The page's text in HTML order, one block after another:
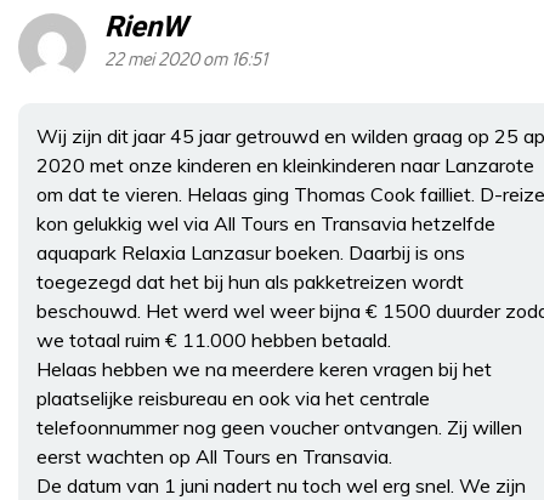
RienW
22 mei 2020 om 16:51
Wij zijn dit jaar 45 jaar getrouwd en wilden graag op 25
2020 met onze kinderen en kleinkinderen naar Lanzarote
om dat te vieren. Helaas ging Thomas Cook failliet. D-
kon gelukkig wel via All Tours en Transavia hetzelfde
aquapark Relaxia Lanzasur boeken. Daarbij is ons
toegezegd dat het bij hun als pakketreizen wordt
beschouwd. Het werd wel weer bijna € 1500 duurder
we totaal ruim € 11.000 hebben betaald.
Helaas hebben we na meerdere keren vragen bij het
plaatselijke reisbureau en ook via het centrale
telefoonnummer nog geen voucher ontvangen. Zij willen
eerst wachten op All Tours en Transavia.
De datum van 1 juni nadert nu toch wel erg snel. We zijn